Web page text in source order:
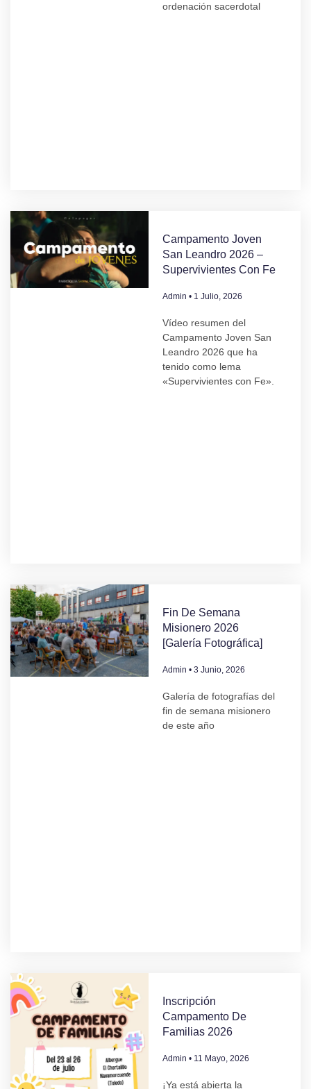
ordenación sacerdotal
Campamento Joven
San Leandro 2026 –
Supervivientes Con Fe
Admin 1 Julio, 2026
Vídeo resumen del
Campamento Joven San
Leandro 2026 que ha
tenido como lema
«Supervivientes con Fe».
Fin De Semana
Misionero 2026
[Galería Fotográfica]
Admin 3 Junio, 2026
Galería de fotografías del
fin de semana misionero
de este año
Inscripción
Campamento De
Familias 2026
Admin 11 Mayo, 2026
¡Ya está abierta la